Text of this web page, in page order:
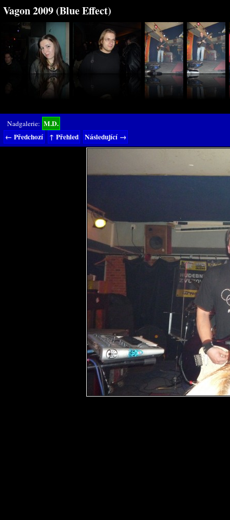
Vagon 2009 (Blue Effect)
Nadgalerie: M.D.
← Předchozí
↑ Přehled Následující →